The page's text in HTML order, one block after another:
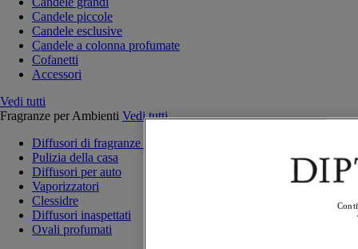
Candele piccole
Candele esclusive
Candele a colonna profumate
Cofanetti
Accessori
Vedi tutti
Fragranze per Ambienti Vedi tutti
Diffusori di fragranze per la casa
Pulizia della casa
Diffusori per auto
Vaporizzatori
Clessidre
Diffusori inaspettati
Ovali profumati